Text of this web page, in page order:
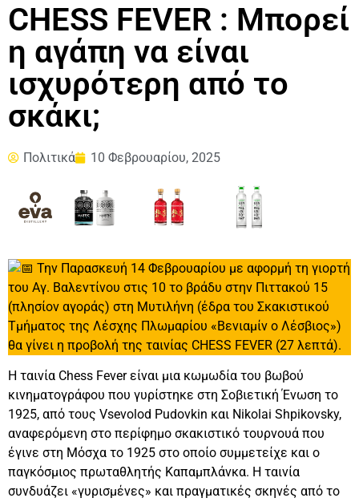
CHESS FEVER : Μπορεί
η αγάπη να είναι
ισχυρότερη από το
σκάκι;
Πολιτικά 10 Φεβρουαρίου, 2025
Την Παρασκευή 14 Φεβρουαρίου με αφορμή τη γιορτή
του Αγ. Βαλεντίνου στις 10 το βράδυ στην Πιττακού 15
(πλησίον αγοράς) στη Μυτιλήνη (έδρα του Σκακιστικού
Τμήματος της Λέσχης Πλωμαρίου «Βενιαμίν ο Λέσβιος»)
θα γίνει η προβολή της ταινίας CHESS FEVER (27 λεπτά).
Η ταινία Chess Fever είναι μια κωμωδία του βωβού
κινηματογράφου που γυρίστηκε στη Σοβιετική Ένωση το
1925, από τους Vsevolod Pudovkin και Nikolai Shpikovsky,
αναφερόμενη στο περίφημο σκακιστικό τουρνουά που
έγινε στη Μόσχα το 1925 στο οποίο συμμετείχε και ο
παγκόσμιος πρωταθλητής Καπαμπλάνκα. Η ταινία
συνδυάζει «γυρισμένες» και πραγματικές σκηνές από το